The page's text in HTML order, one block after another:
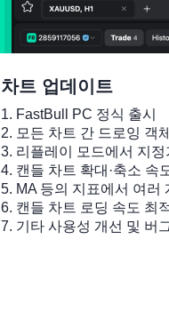
차트 업데이트
1. FastBull PC 정식 출시
2. 모든 차트 간 드로잉 객
3. 리플레이 모드에서 지정
4. 캔들 차트 확대·축소 속
5. MA 등의 지표에서 여러
6. 캔들 차트 로딩 속도 최
7. 기타 사용성 개선 및 버